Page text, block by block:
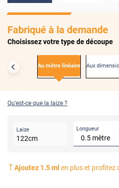
Fabriqué à la demande
Choisissez votre type de découpe
Au mètre linéaire Aux
Qu'est-ce que la laize ?
Laize
122cm
Longueur
Ajoutez 1.5ml en plus et profitez